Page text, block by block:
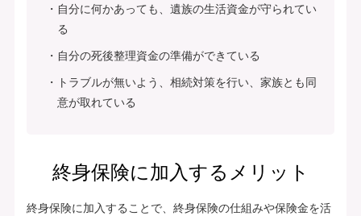
自分に何かあっても、遺族の生活資金が守られてい
る
自分の死後整理資金の準備ができている
トラブルが無いよう、相続対策を行い、家族とも同
意が取れている
終身保険に加入するメリット
終身保険に加入することで、終身保険の仕組みや保険金を活